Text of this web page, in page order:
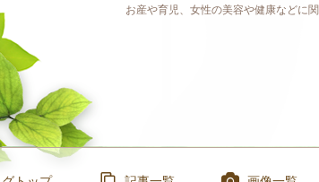
お産や育児、女性の美容や健康などに